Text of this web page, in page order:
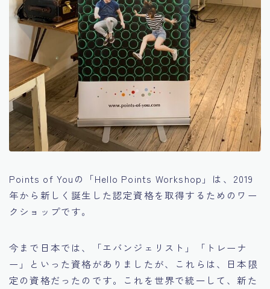
Points of Youの「Hello Points Workshop」は、2019
年から新しく誕生した認定資格を取得するためのワー
クショップです。
今まで日本では、「エバンジェリスト」「トレーナ
ー」といった資格がありましたが、これらは、日本限
定の資格だったのです。これを世界で統一して、新た